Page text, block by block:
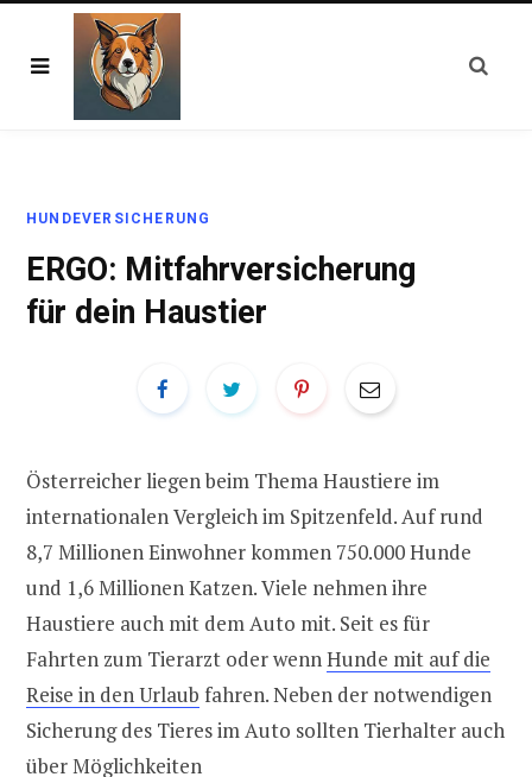
HUNDEVERSICHERUNG
ERGO: Mitfahrversicherung
für dein Haustier
Österreicher liegen beim Thema Haustiere im
internationalen Vergleich im Spitzenfeld. Auf rund
8,7 Millionen Einwohner kommen 750.000 Hunde
und 1,6 Millionen Katzen. Viele nehmen ihre
Haustiere auch mit dem Auto mit. Seit es für
Fahrten zum Tierarzt oder wennHunde mit auf die
Reise in den Urlaub fahren. Neben der notwendigen
Sicherung des Tieres im Auto sollten Tierhalter auch
über Möglichkeiten